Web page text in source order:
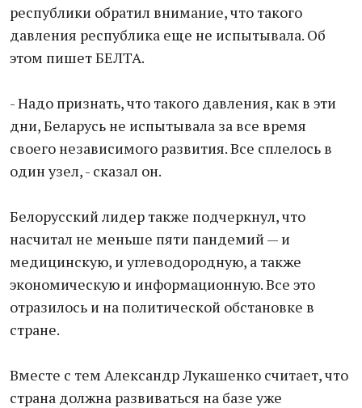
республики обратил внимание, что такого
давления республика еще не испытывала. Об
этом пишет БЕЛТА.
- Надо признать, что такого давления, как в эти
дни, Беларусь не испытывала за все время
своего независимого развития. Все сплелось в
один узел, - сказал он.
Белорусский лидер также подчеркнул, что
насчитал не меньше пяти пандемий — и
медицинскую, и углеводородную, а также
экономическую и информационную. Все это
отразилось и на политической обстановке в
стране.
Вместе с тем Александр Лукашенко считает, что
страна должна развиваться на базе уже